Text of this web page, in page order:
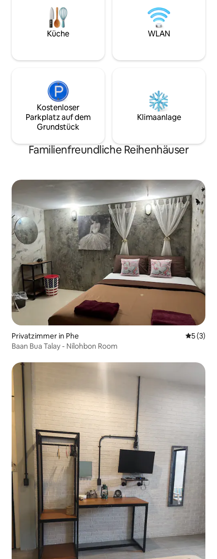
dem Haus. Pai mar D - Stay @ Sea Ort:
am Sangchan-Strand in der Stadt
Rayong. Von hier aus kannst du den
Strand entlang laufen, Joggen joggen,
Flussblick vom Haus aus
Pier zum
Meter. Du kannst
erreichen.
Küche WLAN
Kostenloser
Parkplatz auf dem
Grundstück
Klimaanlage
Familienfreundliche Reihenhäuser
Privatzimmer in Phe
5 (3)
Baan Bua Talay - Nílohbon Room